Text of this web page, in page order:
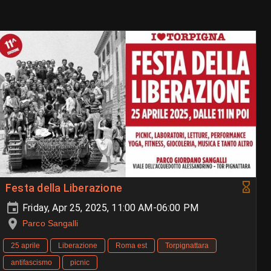
Festa della Liberazione
Friday, Apr 25, 2025, 11:00 AM-06:00 PM
Parco Sangalli
25 aprile Liberazione Roma est
Torpignattara
antifascismo
picnic